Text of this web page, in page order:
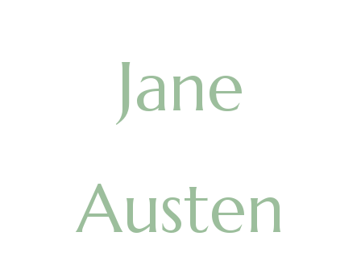
Jane
Austen